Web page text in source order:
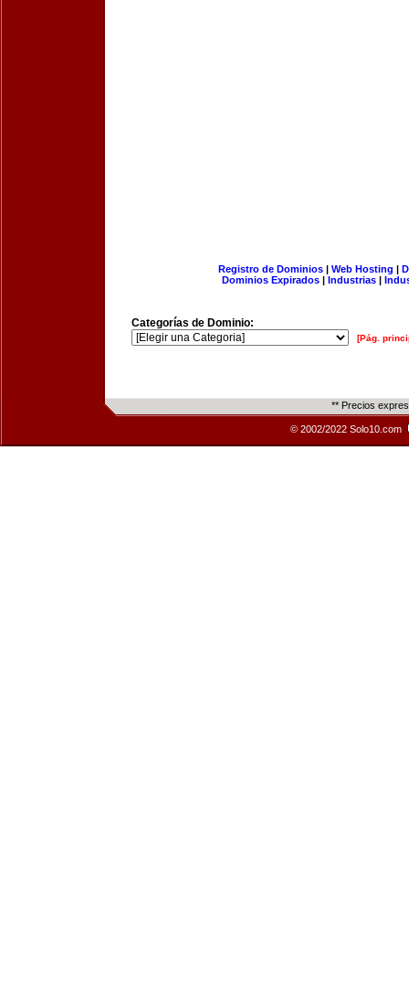
Registro de Dominios| Web Hosting |
Dominios Expirados | Industrias |
Categorías de Dominio:
[Pág.
** Precios
© 2002/2022 Solo10.com